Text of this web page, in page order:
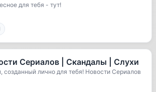
для тебя - тут!
Сериалов | Скандалы | Слухи
созданный лично для тебя! Новости Сериалов